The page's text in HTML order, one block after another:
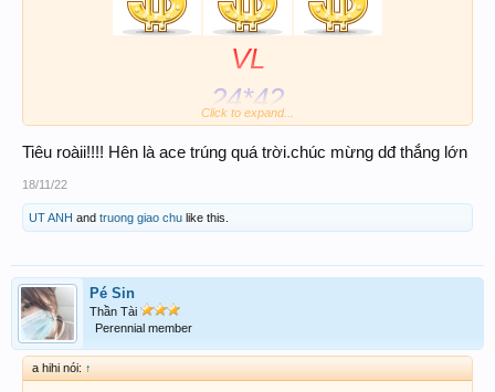
VL
24*42
724//142
Click to expand...
Tiêu roàii!!!! Hên là ace trúng quá trời.chúc mừng dđ thắng lớn
18/11/22
UT ANH and truong giao chu like this.
Pé Sin
Thần Tài
Perennial member
a hihi nói: ↑